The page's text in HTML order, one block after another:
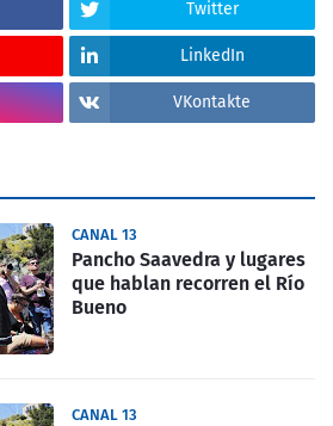
Twitter
LinkedIn
VKontakte
CANAL 13
Pancho Saavedra y lugares
que hablan recorren el Río
Bueno
CANAL 13